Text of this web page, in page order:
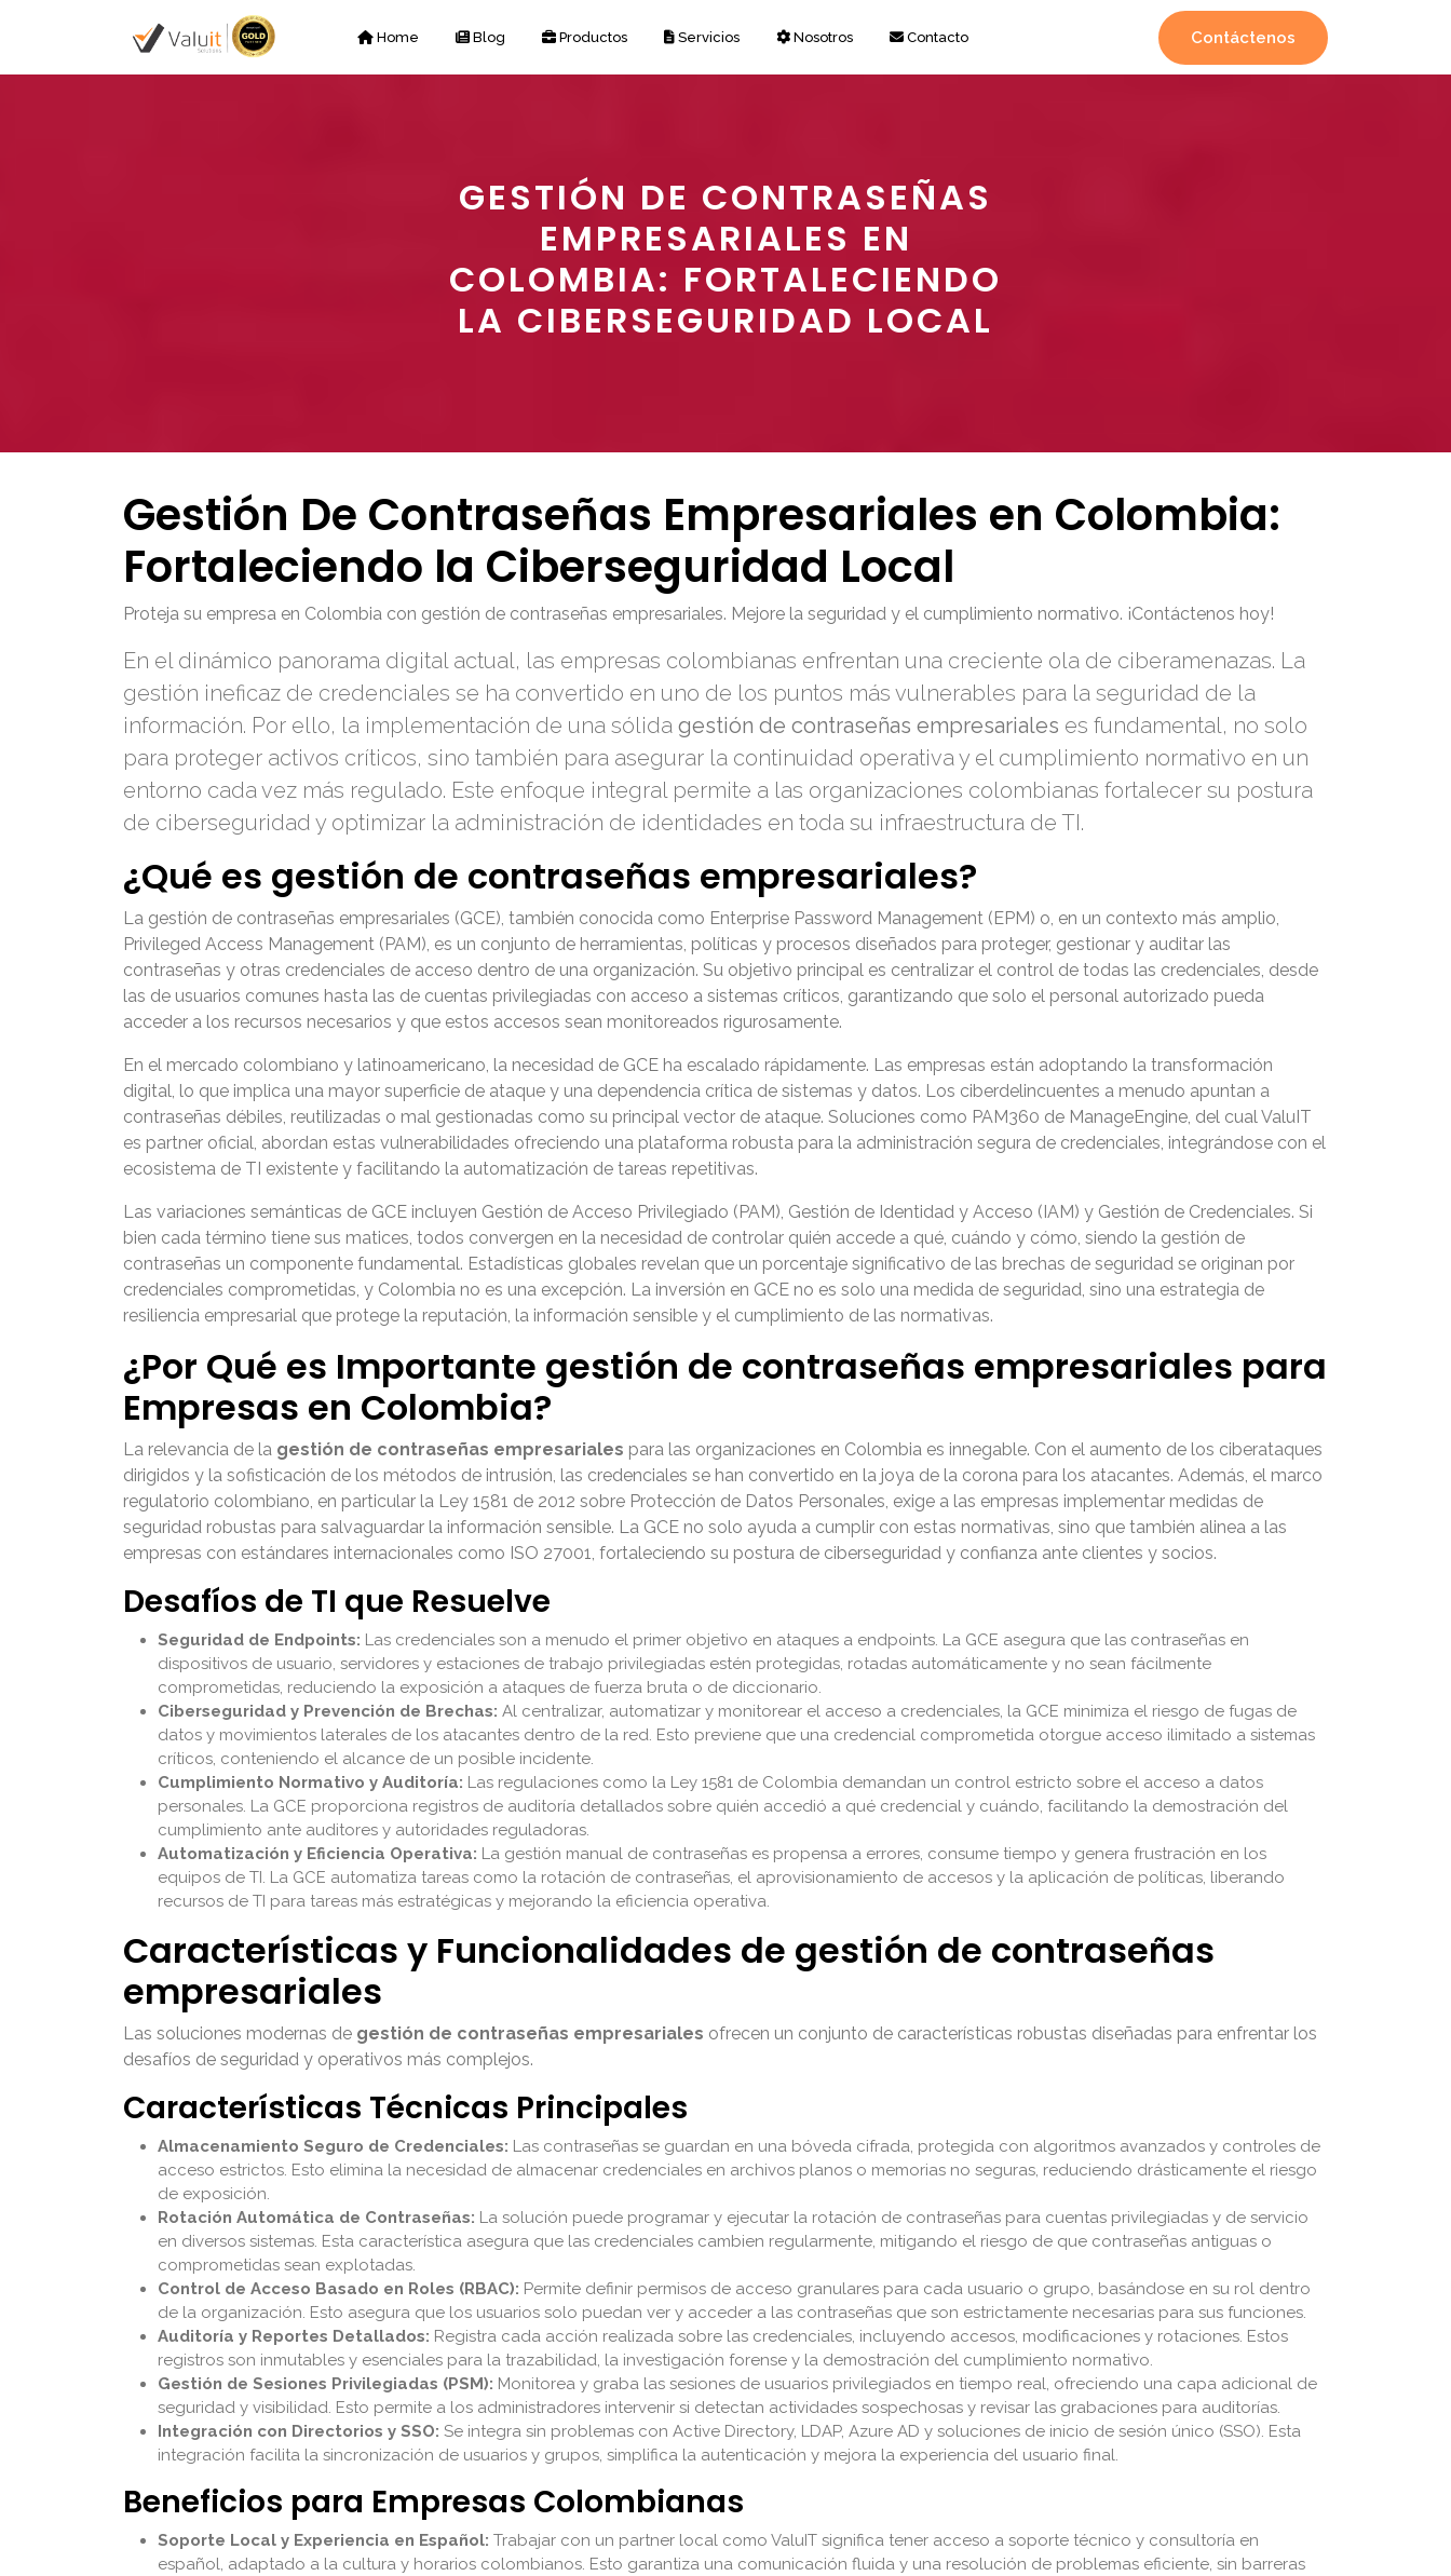
Home Blog Productos Servicios Nosotros Contacto Contáctenos
GESTIÓN DE CONTRASEÑAS
EMPRESARIALES EN
COLOMBIA: FORTALECIENDO
LA CIBERSEGURIDAD LOCAL
Gestión De Contraseñas Empresariales en Colombia:
Fortaleciendo la Ciberseguridad Local
Proteja su empresa en Colombia con gestión de contraseñas empresariales. Mejore la seguridad y el cumplimiento normativo. ¡Contáctenos hoy!
En el dinámico panorama digital actual, las empresas colombianas enfrentan una creciente ola de ciberamenazas. La
gestión ineficaz de credenciales se ha convertido en uno de los puntos más vulnerables para la seguridad de la
información. Por ello, la implementación de una sólida gestión de contraseñas empresariales es fundamental, no solo
para proteger activos críticos, sino también para asegurar la continuidad operativa y el cumplimiento normativo en un
entorno cada vez más regulado. Este enfoque integral permite a las organizaciones colombianas fortalecer su postura
de ciberseguridad y optimizar la administración de identidades en toda su infraestructura de TI.
¿Qué es gestión de contraseñas empresariales?
La gestión de contraseñas empresariales (GCE), también conocida como Enterprise Password Management (EPM) o, en un contexto más amplio,
Privileged Access Management (PAM), es un conjunto de herramientas, políticas y procesos diseñados para proteger, gestionar y auditar las
contraseñas y otras credenciales de acceso dentro de una organización. Su objetivo principal es centralizar el control de todas las credenciales, desde
las de usuarios comunes hasta las de cuentas privilegiadas con acceso a sistemas críticos, garantizando que solo el personal autorizado pueda
acceder a los recursos necesarios y que estos accesos sean monitoreados rigurosamente.
En el mercado colombiano y latinoamericano, la necesidad de GCE ha escalado rápidamente. Las empresas están adoptando la transformación
digital, lo que implica una mayor superficie de ataque y una dependencia crítica de sistemas y datos. Los ciberdelincuentes a menudo apuntan a
contraseñas débiles, reutilizadas o mal gestionadas como su principal vector de ataque. Soluciones como PAM360 de ManageEngine, del cual ValuIT
es partner oficial, abordan estas vulnerabilidades ofreciendo una plataforma robusta para la administración segura de credenciales, integrándose con el
ecosistema de TI existente y facilitando la automatización de tareas repetitivas.
Las variaciones semánticas de GCE incluyen Gestión de Acceso Privilegiado (PAM), Gestión de Identidad y Acceso (IAM) y Gestión de Credenciales. Si
bien cada término tiene sus matices, todos convergen en la necesidad de controlar quién accede a qué, cuándo y cómo, siendo la gestión de
contraseñas un componente fundamental. Estadísticas globales revelan que un porcentaje significativo de las brechas de seguridad se originan por
credenciales comprometidas, y Colombia no es una excepción. La inversión en GCE no es solo una medida de seguridad, sino una estrategia de
resiliencia empresarial que protege la reputación, la información sensible y el cumplimiento de las normativas.
¿Por Qué es Importante gestión de contraseñas empresariales para
Empresas en Colombia?
La relevancia de la gestión de contraseñas empresariales para las organizaciones en Colombia es innegable. Con el aumento de los ciberataques
dirigidos y la sofisticación de los métodos de intrusión, las credenciales se han convertido en la joya de la corona para los atacantes. Además, el marco
regulatorio colombiano, en particular la Ley 1581 de 2012 sobre Protección de Datos Personales, exige a las empresas implementar medidas de
seguridad robustas para salvaguardar la información sensible. La GCE no solo ayuda a cumplir con estas normativas, sino que también alinea a las
empresas con estándares internacionales como ISO 27001, fortaleciendo su postura de ciberseguridad y confianza ante clientes y socios.
Desafíos de TI que Resuelve
Seguridad de Endpoints: Las credenciales son a menudo el primer objetivo en ataques a endpoints. La GCE asegura que las contraseñas en
dispositivos de usuario, servidores y estaciones de trabajo privilegiadas estén protegidas, rotadas automáticamente y no sean fácilmente
comprometidas, reduciendo la exposición a ataques de fuerza bruta o de diccionario.
Ciberseguridad y Prevención de Brechas: Al centralizar, automatizar y monitorear el acceso a credenciales, la GCE minimiza el riesgo de fugas de
datos y movimientos laterales de los atacantes dentro de la red. Esto previene que una credencial comprometida otorgue acceso ilimitado a sistemas
críticos, conteniendo el alcance de un posible incidente.
Cumplimiento Normativo y Auditoría: Las regulaciones como la Ley 1581 de Colombia demandan un control estricto sobre el acceso a datos
personales. La GCE proporciona registros de auditoría detallados sobre quién accedió a qué credencial y cuándo, facilitando la demostración del
cumplimiento ante auditores y autoridades reguladoras.
Automatización y Eficiencia Operativa: La gestión manual de contraseñas es propensa a errores, consume tiempo y genera frustración en los
equipos de TI. La GCE automatiza tareas como la rotación de contraseñas, el aprovisionamiento de accesos y la aplicación de políticas, liberando
recursos de TI para tareas más estratégicas y mejorando la eficiencia operativa.
Características y Funcionalidades de gestión de contraseñas
empresariales
Las soluciones modernas de gestión de contraseñas empresariales ofrecen un conjunto de características robustas diseñadas para enfrentar los
desafíos de seguridad y operativos más complejos.
Características Técnicas Principales
Almacenamiento Seguro de Credenciales: Las contraseñas se guardan en una bóveda cifrada, protegida con algoritmos avanzados y controles de
acceso estrictos. Esto elimina la necesidad de almacenar credenciales en archivos planos o memorias no seguras, reduciendo drásticamente el riesgo
de exposición.
Rotación Automática de Contraseñas: La solución puede programar y ejecutar la rotación de contraseñas para cuentas privilegiadas y de servicio
en diversos sistemas. Esta característica asegura que las credenciales cambien regularmente, mitigando el riesgo de que contraseñas antiguas o
comprometidas sean explotadas.
Control de Acceso Basado en Roles (RBAC): Permite definir permisos de acceso granulares para cada usuario o grupo, basándose en su rol dentro
de la organización. Esto asegura que los usuarios solo puedan ver y acceder a las contraseñas que son estrictamente necesarias para sus funciones.
Auditoría y Reportes Detallados: Registra cada acción realizada sobre las credenciales, incluyendo accesos, modificaciones y rotaciones. Estos
registros son inmutables y esenciales para la trazabilidad, la investigación forense y la demostración del cumplimiento normativo.
Gestión de Sesiones Privilegiadas (PSM): Monitorea y graba las sesiones de usuarios privilegiados en tiempo real, ofreciendo una capa adicional de
seguridad y visibilidad. Esto permite a los administradores intervenir si detectan actividades sospechosas y revisar las grabaciones para auditorías.
Integración con Directorios y SSO: Se integra sin problemas con Active Directory, LDAP, Azure AD y soluciones de inicio de sesión único (SSO). Esta
integración facilita la sincronización de usuarios y grupos, simplifica la autenticación y mejora la experiencia del usuario final.
Beneficios para Empresas Colombianas
Soporte Local y Experiencia en Español: Trabajar con un partner local como ValuIT significa tener acceso a soporte técnico y consultoría en
español, adaptado a la cultura y horarios colombianos. Esto garantiza una comunicación fluida y una resolución de problemas eficiente, sin barreras